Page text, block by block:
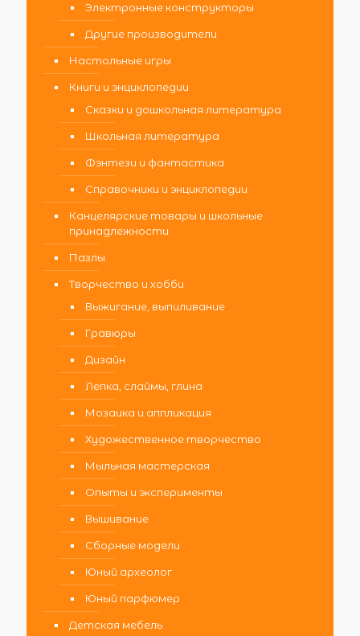
Электронные конструкторы
Другие производители
Настольные игры
Книги и энциклопедии
Сказки и дошкольная литература
Школьная литература
Фэнтези и фантастика
Справочники и энциклопедии
Канцелярские товары и школьные
принадлежности
Пазлы
Творчество и хобби
Выжигание, выпиливание
Гравюры
Дизайн
Лепка, слаймы, глина
Мозаика и аппликация
Художественное творчество
Мыльная мастерская
Опыты и эксперименты
Вышивание
Сборные модели
Юный археолог
Юный парфюмер
Детская мебель